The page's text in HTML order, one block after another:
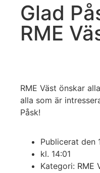
Glad
RME
RME Väst önskar
alla som är
Påsk!
Publicerat den
kl. 14:01
Kategori: RME